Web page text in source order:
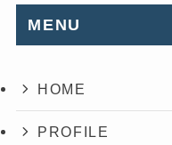
MENU
HOME
PROFILE